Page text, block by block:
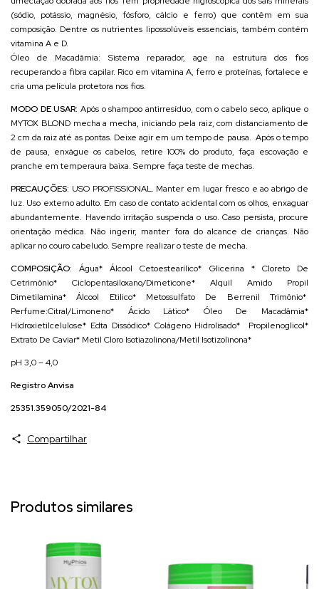
(sódio, potássio, magnésio, fósforo, cálcio e ferro) que contêm em sua
composição. Dentre os nutrientes lipossolúveis essenciais, também contém
vitamina A e D.
Óleo de Macadâmia: Sistema reparador, age na estrutura dos fios
recuperando a fibra capilar. Rico em vitamina A, ferro e proteínas, fortalece e
cria uma película protetora nos fios.
MODO DE USAR: Após o shampoo antirresíduo, com o cabelo seco, aplique o
MYTOX BLOND mecha a mecha, iniciando pela raiz, com distanciamento de
2 cm da raiz até as pontas. Deixe agir em um tempo de pausa. Após o tempo
de pausa, enxágue os cabelos, retire 100% do produto, faça escovação e
pranche em temperaura baixa. Sempre faça teste de mechas.
PRECAUÇÕES: USO PROFISSIONAL. Manter em lugar fresco e ao abrigo de
luz. Uso externo adulto. Em caso de contato acidental com os olhos, enxaguar
abundantemente. Havendo irritação suspenda o uso. Caso persista, procure
orientação médica. Não ingerir, manter fora do alcance de crianças. Não
aplicar no couro cabeludo. Sempre realizar o teste de mecha.
COMPOSIÇÃO: Água* Álcool Cetoestearílico* Glicerina * Cloreto De
Cetrimônio* Ciclopentasiloxano/Dimeticone* Alquil Amido Propil
Dimetilamina* Álcool Etilico* Metossulfato De Berrenil Trimônio*
Perfume:Citral/Limoneno* Ácido Lático* Óleo De Macadâmia*
Hidroxietilcelulose* Edta Dissódico* Colágeno Hidrolisado* Propilenoglicol*
Extrato De Caviar* Metil Cloro Isotiazolinona/Metil Isotizolinona*
pH 3,0 – 4,0
Registro Anvisa
25351.359050/2021-84
Compartilhar
Produtos similares